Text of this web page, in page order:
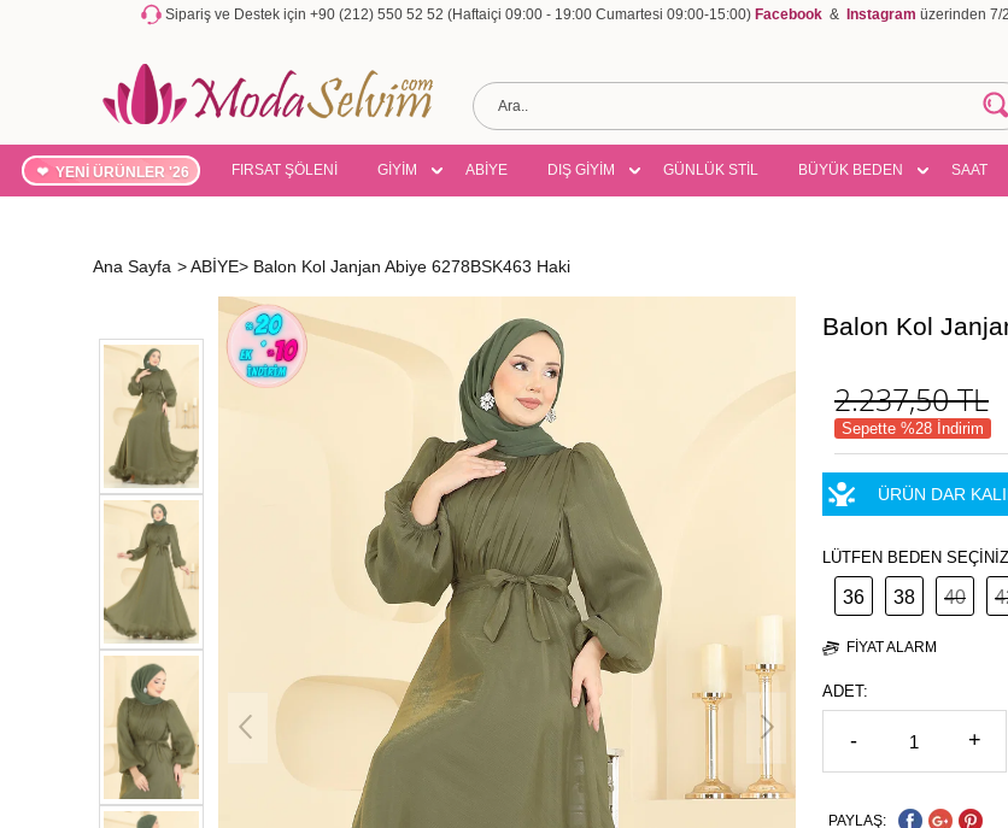
Sipariş ve Destek için +90 (212) 550 52 52 (Haftaiçi 09:00 - 19:00 Cumartesi 09:00-15:00) Facebook & Instagram üzerinden 7/
YENİ ÜRÜNLER '26 FIRSAT ŞÖLENİ GİYİM ABİYE DIŞ GİYİM GÜNLÜK STİL BÜYÜK BEDEN SAAT
Ana Sayfa >ABİYE> Balon Kol Janjan Abiye 6278BSK463 Haki
Balon Kol
2.237,50TL
Sepette %28 İndirim
ÜRÜN DAR
LÜTFEN BEDEN SEÇİNİZ
36 38 40
FIYAT ALARM
ADET:
- +
PAYLAŞ: